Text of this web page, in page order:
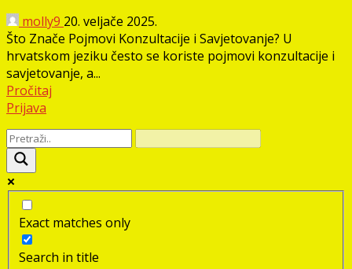
molly9 20. veljače 2025.
Što Znače Pojmovi Konzultacije i Savjetovanje? U
hrvatskom jeziku često se koriste pojmovi konzultacije i
savjetovanje, a...
Pročitaj
Prijava
Exact matches only
Search in title